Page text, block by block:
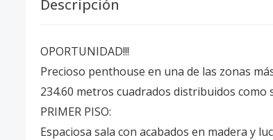
Descripción
OPORTUNIDAD!!!
Precioso penthouse en una de las zonas
234.60 metros cuadrados distribuidos como
PRIMER PISO:
Espaciosa sala con acabados en madera y